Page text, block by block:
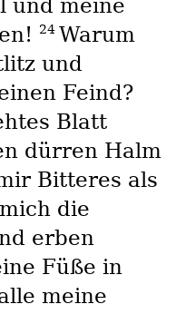
und meine
24 Warum
und
Feind?
Blatt
dürren Halm
Bitteres als
die
erben
Füße in
meine